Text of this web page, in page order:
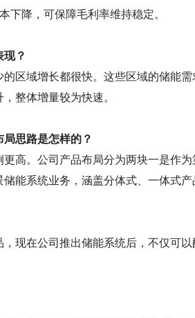
下降，可保障毛利率维持稳定。
现？
区域增长都很快。这些区域的储能需
整体增量较为快速。
思路是怎样的？
高。公司产品布局分为两块一是作为
能系统业务，涵盖分体式、一体式产
现在公司推出储能系统后，不仅可以